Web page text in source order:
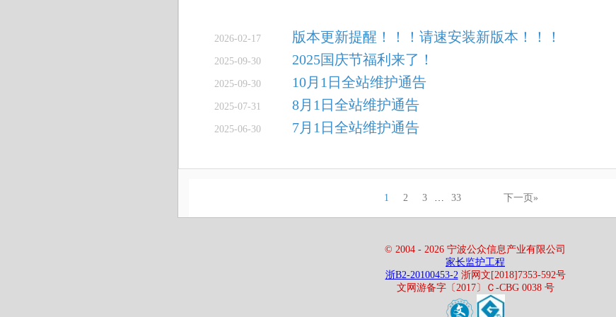
2026-02-17 版本更新提醒！！！请速安装新版本！！！
2025-09-30 2025国庆节福利来了！
2025-09-30 10月1日全站维护通告
2025-07-31 8月1日全站维护通告
2025-06-30 7月1日全站维护通告
1 2 3 … 33 下一页»
© 2004 - 2026 宁波公众信息产业有限公司
家长监护工程
浙B2-20100453-2浙网文[2018]7353-592号
文网游备字〔2017〕Ｃ-CBG 0038 号